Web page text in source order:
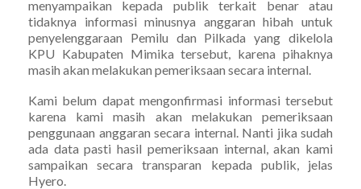
menyampaikan kepada publik terkait benar atau
tidaknya informasi minusnya anggaran hibah untuk
penyelenggaraan Pemilu dan Pilkada yang dikelola
KPU Kabupaten Mimika tersebut, karena pihaknya
masih akan melakukan pemeriksaan secara internal.
Kami belum dapat mengonfirmasi informasi tersebut
karena kami masih akan melakukan pemeriksaan
penggunaan anggaran secara internal. Nanti jika sudah
ada data pasti hasil pemeriksaan internal, akan kami
sampaikan secara transparan kepada publik, jelas
Hyero.